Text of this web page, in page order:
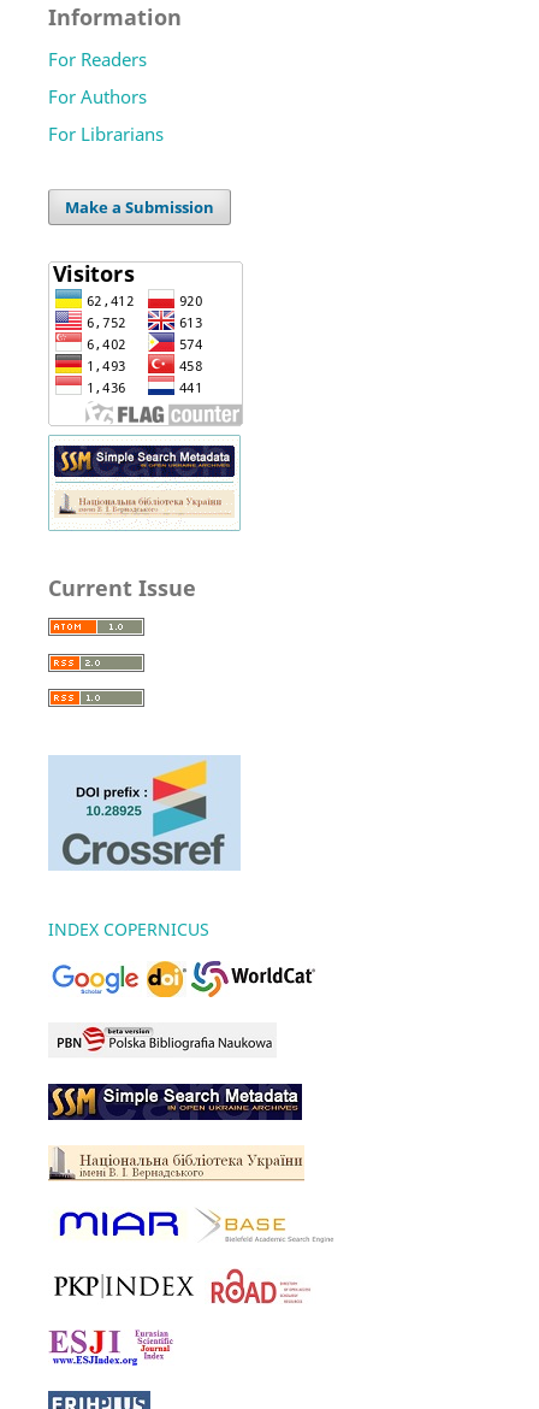
Information
For Readers
For Authors
For Librarians
Make a Submission
Current Issue
INDEX COPERNICUS